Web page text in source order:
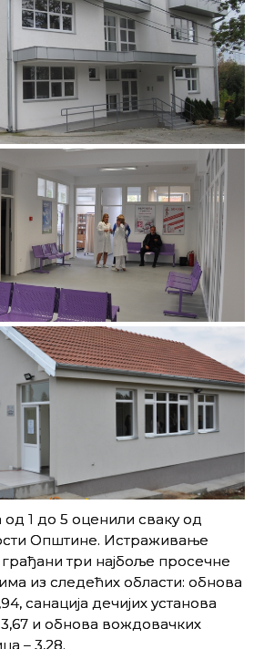
1 до 5 оценили сваку од
Општине. Истраживање
грађани три најбоље просечне
из следећих области: обнова
санација дечијих установа
3,67 и обнова вождовачких
– 3,28.